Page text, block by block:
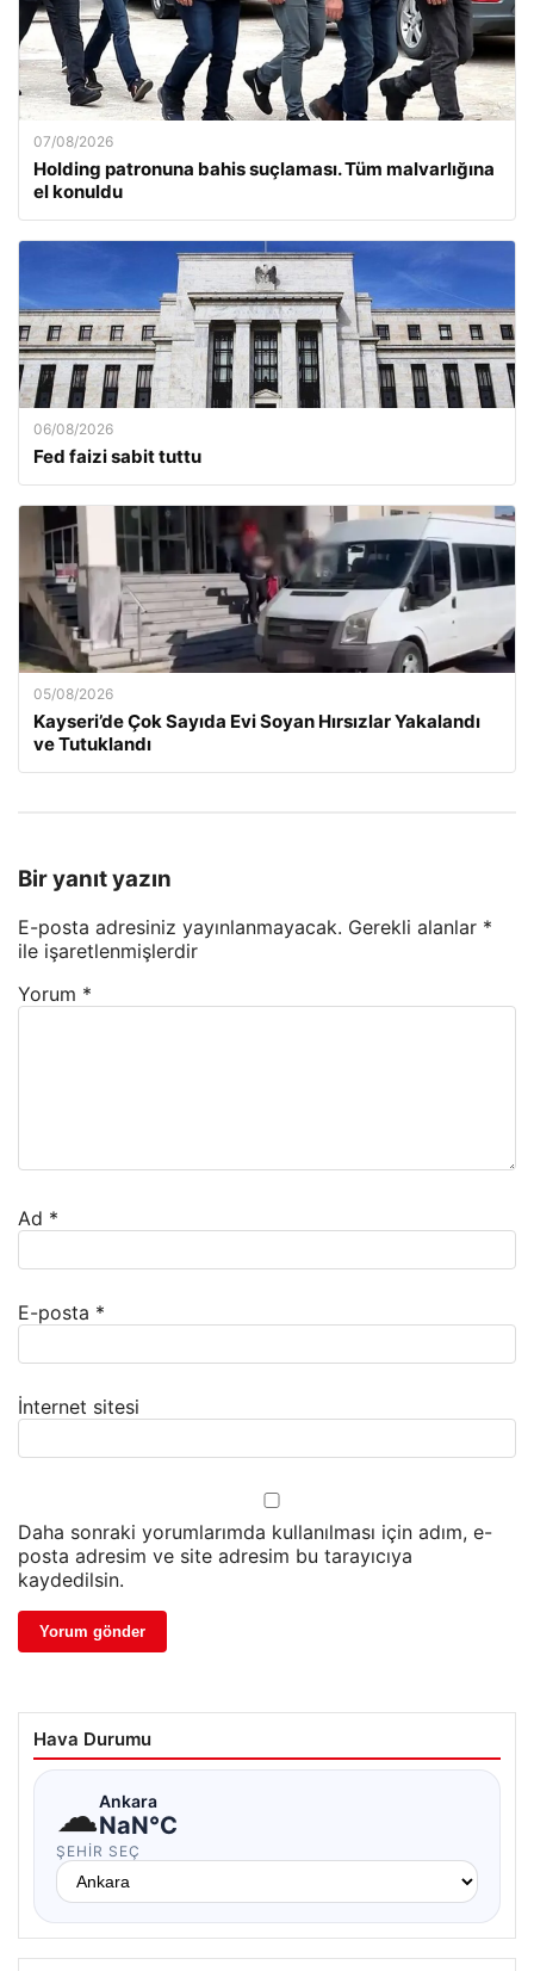
07/08/2026
Holding patronuna bahis suçlaması. Tüm malvarlığına
el konuldu
06/08/2026
Fed faizi sabit tuttu
05/08/2026
Kayseri’de Çok Sayıda Evi Soyan Hırsızlar Yakalandı
ve Tutuklandı
Bir yanıt yazın
E-posta adresiniz yayınlanmayacak. Gerekli alanlar *
ile işaretlenmişlerdir
Yorum *
Ad *
E-posta *
İnternet sitesi
Daha sonraki yorumlarımda kullanılması için adım, e-
posta adresim ve site adresim bu tarayıcıya
kaydedilsin.
Hava Durumu
☁Ankara
NaN°C
ŞEHIR SEÇ